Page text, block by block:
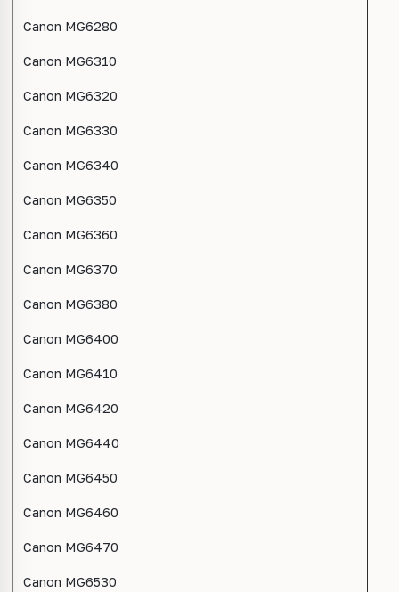
Canon MG6280
Canon MG6310
Canon MG6320
Canon MG6330
Canon MG6340
Canon MG6350
Canon MG6360
Canon MG6370
Canon MG6380
Canon MG6400
Canon MG6410
Canon MG6420
Canon MG6440
Canon MG6450
Canon MG6460
Canon MG6470
Canon MG6530